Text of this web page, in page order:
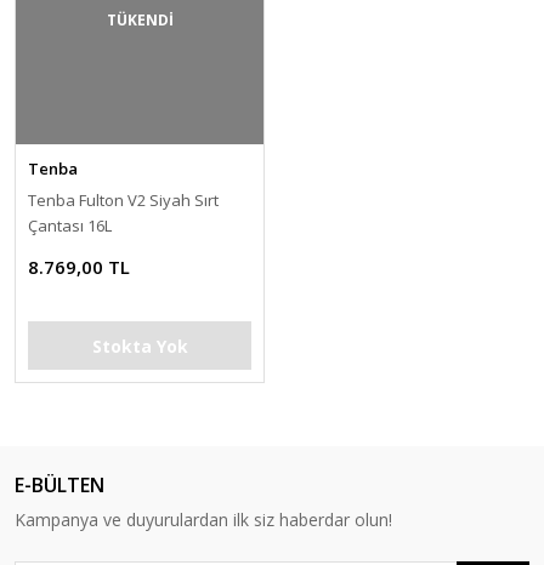
TÜKENDİ
Tenba
Tenba Fulton V2 Siyah Sırt
Çantası 16L
8.769,00 TL
Stokta Yok
E-BÜLTEN
Kampanya ve duyurulardan ilk siz haberdar olun!